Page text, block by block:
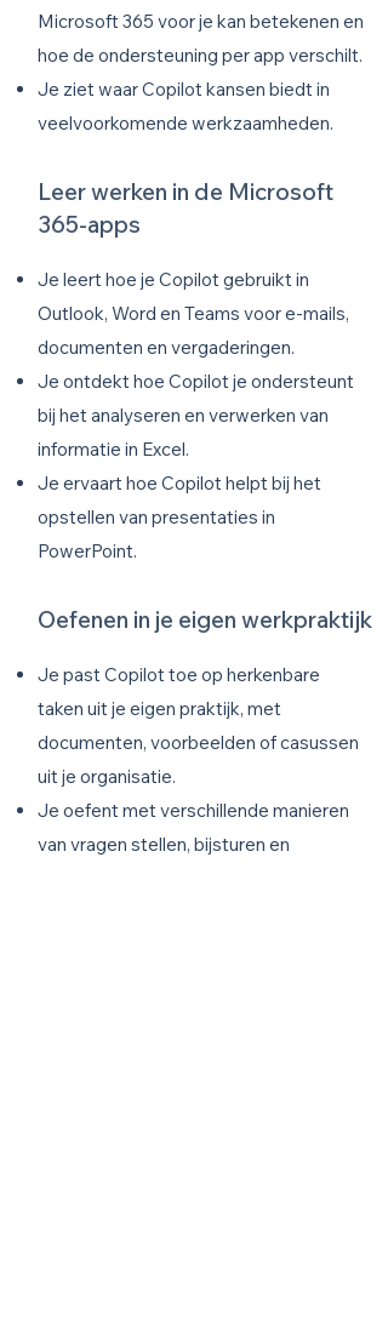
Microsoft 365 voor je kan betekenen en
hoe de ondersteuning per app verschilt.
Je ziet waar Copilot kansen biedt in
veelvoorkomende werkzaamheden.
Leer werken in de Microsoft
365-apps
Je leert hoe je Copilot gebruikt in
Outlook, Word en Teams voor e-mails,
documenten en vergaderingen.
Je ontdekt hoe Copilot je ondersteunt
bij het analyseren en verwerken van
informatie in Excel.
Je ervaart hoe Copilot helpt bij het
opstellen van presentaties in
PowerPoint.
Oefenen in je eigen werkpraktijk
Je past Copilot toe op herkenbare
taken uit je eigen praktijk, met
documenten, voorbeelden of casussen
uit je organisatie.
Je oefent met verschillende manieren
van vragen stellen, bijsturen en